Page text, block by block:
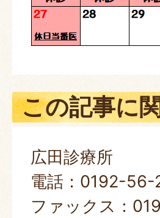
この記事に
広田診療所
電話：0192-56-
ファックス：